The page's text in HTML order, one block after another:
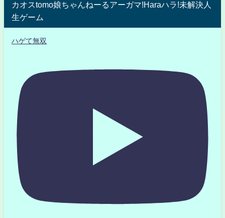
カオスtomo娘ちゃんねーるアーガマ!Haraハラ!未解決人
生ゲーム
ハゲて無双